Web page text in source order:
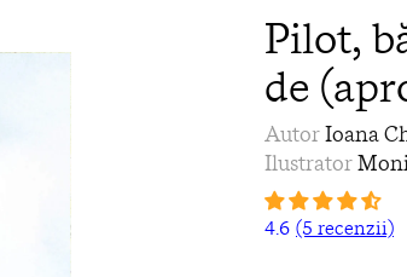
Pilot,
de
AutorIoana
Ilustrator
4.6 (5 recenzii)